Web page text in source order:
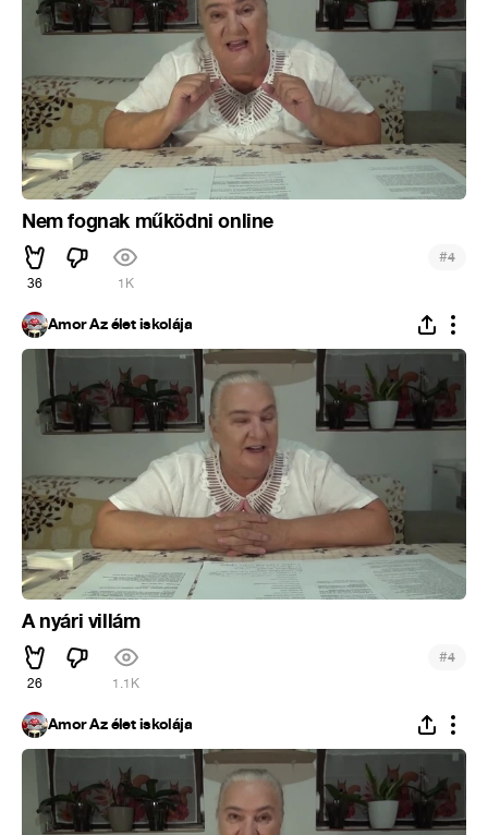
Nem fognak működni online
36 1K
#4
Ámor Az élet iskolája
A nyári villám
26 1.1K
#4
Ámor Az élet iskolája